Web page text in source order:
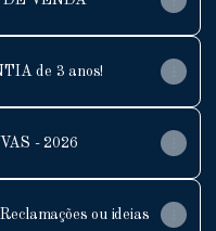
de 3 anos!
- 2026
ou ideias